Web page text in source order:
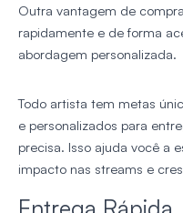
Outra vantagem de
rapidamente e de forma
abordagem personalizada.
Todo artista tem metas
e personalizados para
precisa. Isso ajuda você a
impacto nas streams e